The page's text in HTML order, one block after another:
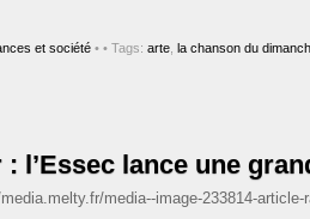
et société • • Tags: arte la chanson du
l’Essec lance une